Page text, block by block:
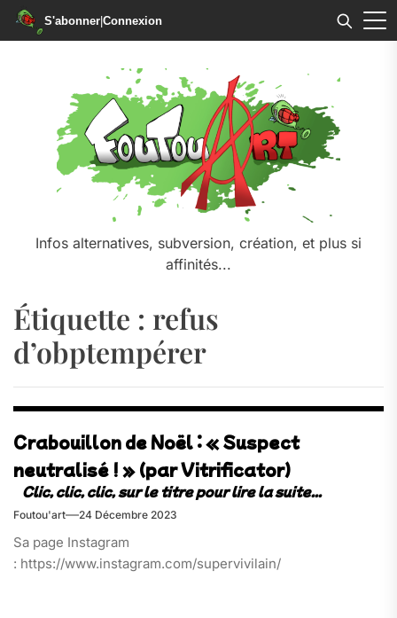
S'abonner|Connexion
Infos alternatives, subversion, création, et plus si
affinités...
Étiquette : refus
d’obptempérer
Crabouillon de Noël : « Suspect
neutralisé ! » (par Vitrificator)
Foutou'art 24 Décembre 2023
Sa page Instagram
: https://www.instagram.com/supervivilain/